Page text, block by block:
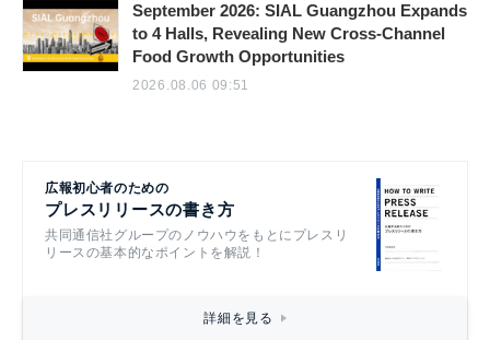
September 2026: SIAL Guangzhou Expands
to 4 Halls, Revealing New Cross-Channel
Food Growth Opportunities
2026.08.06 09:51
広報初心者のための
プレスリリースの書き方
共同通信社グループのノウハウをもとにプレスリ
リースの基本的なポイントを解説！
詳細を見る